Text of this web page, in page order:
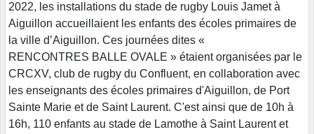
2022, les installations du stade de rugby Louis Jamet à
Aiguillon accueillaient les enfants des écoles primaires de
la ville d’Aiguillon. Ces journées dites «
RENCONTRES BALLE OVALE » étaient organisées par le
CRCXV, club de rugby du Confluent, en collaboration avec
les enseignants des écoles primaires d'Aiguillon, de Port
Sainte Marie et de Saint Laurent. C'est ainsi que de 10h à
16h, 110 enfants au stade de Lamothe à Saint Laurent et